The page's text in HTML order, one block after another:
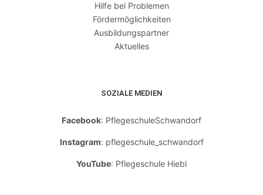
Hilfe bei Problemen
Fördermöglichkeiten
Ausbildungspartner
Aktuelles
SOZIALE MEDIEN
Facebook: PflegeschuleSchwandorf
Instagram: pflegeschule_schwandorf
YouTube: Pflegeschule Hiebl